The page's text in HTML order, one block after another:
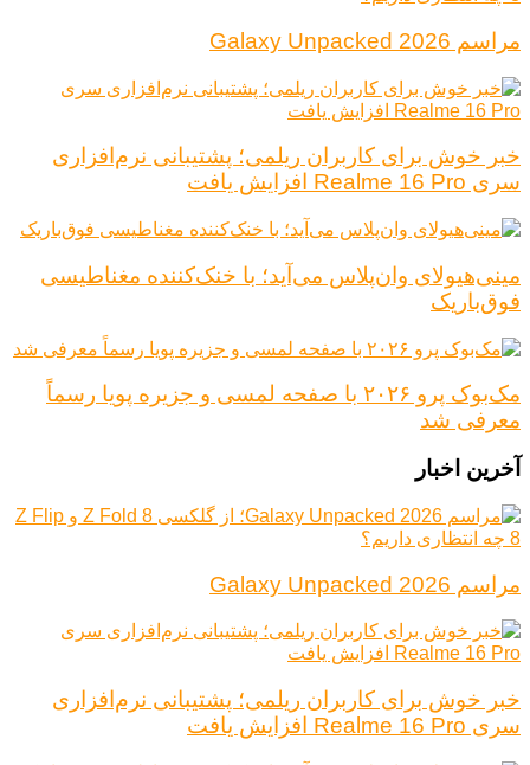
مراسم Galaxy Unpacked 2026
خبر خوش برای کاربران ریلمی؛ پشتیبانی نرم‌افزاری
سری Realme 16 Pro افزایش یافت
مینی‌هیولای وان‌پلاس می‌آید؛ با خنک‌کننده مغناطیسی
فوق‌باریک
مک‌بوک پرو ۲۰۲۶ با صفحه لمسی و جزیره پویا رسماً
معرفی شد
آخرین اخبار
مراسم Galaxy Unpacked 2026
خبر خوش برای کاربران ریلمی؛ پشتیبانی نرم‌افزاری
سری Realme 16 Pro افزایش یافت